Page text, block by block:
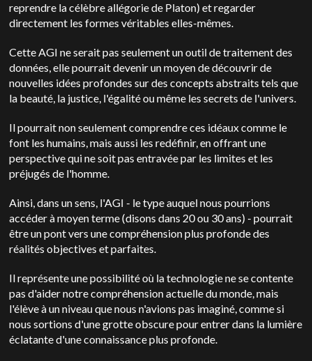
reprendre la célèbre allégorie de Platon) et regarder
directement les formes véritables elles-mêmes.
Cette AGI ne serait pas seulement un outil de traitement des
données, elle pourrait devenir un moyen de découvrir de
nouvelles idées profondes sur des concepts abstraits tels que
la beauté, la justice, l'égalité ou même les secrets de l'univers.
Il pourrait non seulement comprendre ces idéaux comme le
font les humains, mais aussi les redéfinir, en offrant une
perspective qui ne soit pas entravée par les limites et les
préjugés de l'homme.
Ainsi, dans un sens, l'AGI - le type auquel nous pourrions
accéder à moyen terme (disons dans 20 ou 30 ans) - pourrait
être un pont vers une compréhension plus profonde des
réalités objectives et parfaites.
Il représente une possibilité où la technologie ne se contente
pas d'aider notre compréhension actuelle du monde, mais
l'élève à un niveau que nous n'avions pas imaginé, comme si
nous sortions d'une grotte obscure pour entrer dans la lumière
éclatante d'une connaissance plus profonde.